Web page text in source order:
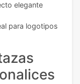
elegante
para logotipos